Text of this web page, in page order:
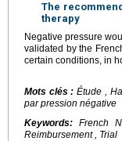
The
therapy
Negative pressure
validated by the
certain conditions, in
Mots clés :Étude ,
par pression négative
Keywords: French
Reimbursement , Trial